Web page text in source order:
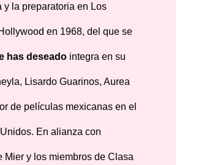
la preparatoria en Los
en 1968, del que se
has deseado integra en su
Lisardo Guarinos, Aurea
de películas mexicanas en el
En alianza con
Mier y los miembros de Clasa